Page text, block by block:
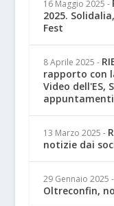
16 Maggio 2025 -
2025.
Fest
8 Aprile 2025 -
rapporto con
Video dell'ES,
appuntamenti
13 Marzo 2025 -
notizie dai
29 Gennaio 2025 -
Oltreconfin,